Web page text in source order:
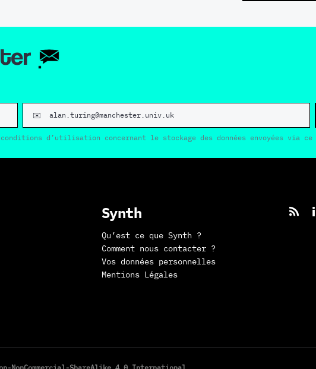
d’utilisation concernant le stockage des données envoyées via ce
Synth
Qu’est ce que Synth ?
Comment nous contacter ?
Vos données personnelles
Mentions Légales